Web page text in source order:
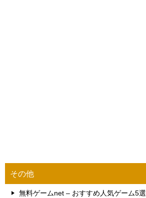
その他
無料ゲームnet – おすすめ人気ゲーム5選